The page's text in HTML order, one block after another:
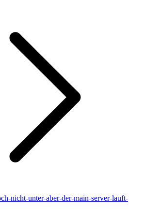
nicht-unter-aber-der-main-server-lauft-